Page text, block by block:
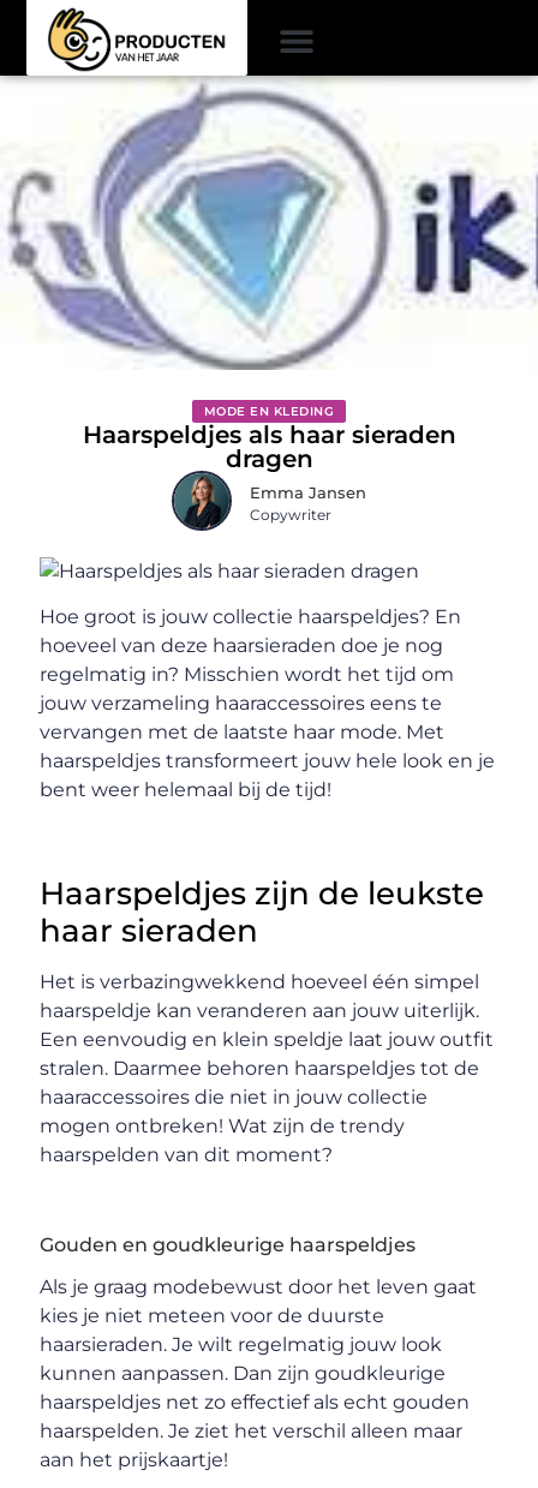
MODE EN KLEDING
Haarspeldjes als haar sieraden
dragen
Emma Jansen
Copywriter
Hoe groot is jouw collectie haarspeldjes? En
hoeveel van deze haarsieraden doe je nog
regelmatig in? Misschien wordt het tijd om
jouw verzameling haaraccessoires eens te
vervangen met de laatste haar mode. Met
haarspeldjes transformeert jouw hele look en je
bent weer helemaal bij de tijd!
Haarspeldjes zijn de leukste
haar sieraden
Het is verbazingwekkend hoeveel één simpel
haarspeldje kan veranderen aan jouw uiterlijk.
Een eenvoudig en klein speldje laat jouw outfit
stralen. Daarmee behoren haarspeldjes tot de
haaraccessoires die niet in jouw collectie
mogen ontbreken! Wat zijn de trendy
haarspelden van dit moment?
Gouden en goudkleurige haarspeldjes
Als je graag modebewust door het leven gaat
kies je niet meteen voor de duurste
haarsieraden. Je wilt regelmatig jouw look
kunnen aanpassen. Dan zijn goudkleurige
haarspeldjes net zo effectief als echt gouden
haarspelden. Je ziet het verschil alleen maar
aan het prijskaartje!